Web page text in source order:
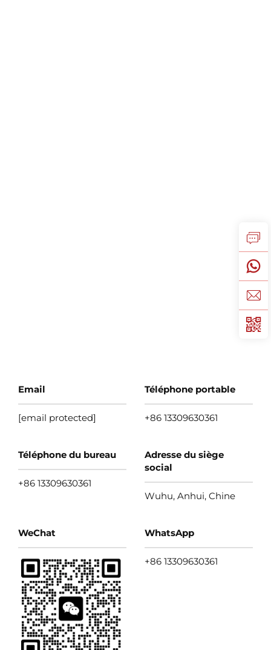
Email
[email protected]
Téléphone portable
+86 13309630361
Téléphone du bureau
+86 13309630361
Adresse du siège
social
Wuhu, Anhui, Chine
WeChat WhatsApp
+86 13309630361